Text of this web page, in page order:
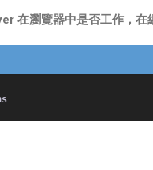
在瀏覽器中是否工作，在